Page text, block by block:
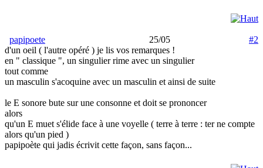
papipoete 25/05
#2
d'un oeil ( l'autre opéré ) je lis vos remarques !
en " classique ", un singulier rime avec un singulier
tout comme
un masculin s'acoquine avec un masculin et ainsi de suite
le E sonore bute sur une consonne et doit se prononcer
alors
qu'un E muet s'élide face à une voyelle ( terre à terre : ter ne compte
alors qu'un pied )
papipoète qui jadis écrivit cette façon, sans façon...